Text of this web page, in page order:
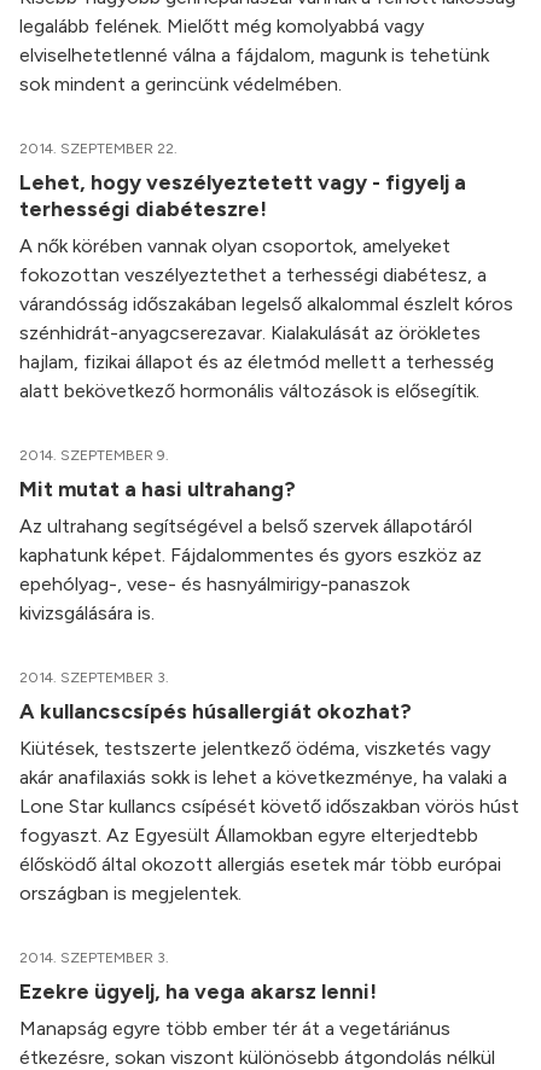
legalább felének. Mielőtt még komolyabbá vagy
elviselhetetlenné válna a fájdalom, magunk is tehetünk
sok mindent a gerincünk védelmében.
2014. SZEPTEMBER 22.
Lehet, hogy veszélyeztetett vagy - figyelj a
terhességi diabéteszre!
A nők körében vannak olyan csoportok, amelyeket
fokozottan veszélyeztethet a terhességi diabétesz, a
várandósság időszakában legelső alkalommal észlelt kóros
szénhidrát-anyagcserezavar. Kialakulását az örökletes
hajlam, fizikai állapot és az életmód mellett a terhesség
alatt bekövetkező hormonális változások is elősegítik.
2014. SZEPTEMBER 9.
Mit mutat a hasi ultrahang?
Az ultrahang segítségével a belső szervek állapotáról
kaphatunk képet. Fájdalommentes és gyors eszköz az
epehólyag-, vese- és hasnyálmirigy-panaszok
kivizsgálására is.
2014. SZEPTEMBER 3.
A kullancscsípés húsallergiát okozhat?
Kiütések, testszerte jelentkező ödéma, viszketés vagy
akár anafilaxiás sokk is lehet a következménye, ha valaki a
Lone Star kullancs csípését követő időszakban vörös húst
fogyaszt. Az Egyesült Államokban egyre elterjedtebb
élősködő által okozott allergiás esetek már több európai
országban is megjelentek.
2014. SZEPTEMBER 3.
Ezekre ügyelj, ha vega akarsz lenni!
Manapság egyre több ember tér át a vegetáriánus
étkezésre, sokan viszont különösebb átgondolás nélkül